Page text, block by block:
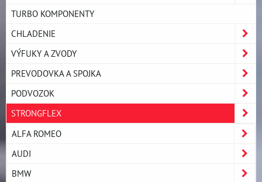
TURBO KOMPONENTY
CHLADENIE
VÝFUKY A ZVODY
PREVODOVKA A SPOJKA
PODVOZOK
STRONGFLEX
ALFA ROMEO
AUDI
BMW